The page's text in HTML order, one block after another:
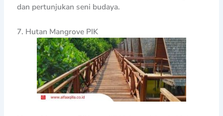
dan pertunjukan seni budaya.
7. Hutan Mangrove PIK